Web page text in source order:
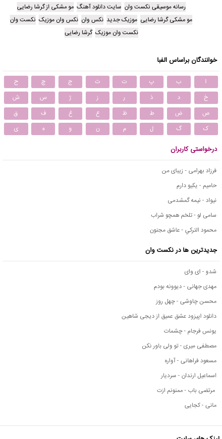
رسانه موسیقی نکست وان سایت دانلود آهنگ مو مشکی از گرشا رضایی
مو مشکی گرشا رضایی موزیک جدید نکس وان نکس وان موزیک نکست وان
نکست وان موزیک گرشا رضایی
خوانندگان براساس الفبا
ا ب پ ت ث ج چ
ح
خ
د ذ ر ز ژ س
ش
ص
ض ط ظ ع غ ف
ق
ک
گ ل م ن و ه ی
درخواستی کاربران
فرزاد بهرامی - زیبای من
حامیم - یکیو دارم
نیواد - نیمه گمشدمی
سامی لو - تلخم همچو شراب
محمود التركي - عاشق مجنون
جدیدترین ها در نکست وان
شدو - ای وای
مهدی جهانی - دیوونه بودم
محسن چاوشی - چهل روز
دانلود اپیزود عشق عمیق از دیجی شاهین
یونس فرجام - چشمات
مصطفی میری - تو ولی باور نکن
مسعود فراهانی - آواره
اسماعیل ارندان - سردیار
مرتضی باب - ممنونم ازت
مانی - کجایی